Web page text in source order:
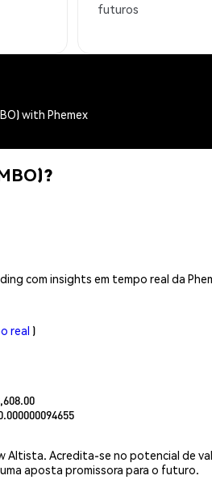
futuros
with Phemex
com insights em tempo real da
real )
Altista. Acredita-se no potencial de
aposta promissora para o futuro.